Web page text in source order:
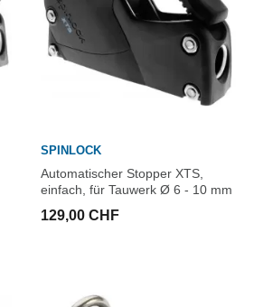
SPINLOCK
Automatischer Stopper XTS,
einfach, für Tauwerk Ø 6 - 10 mm
129,00 CHF